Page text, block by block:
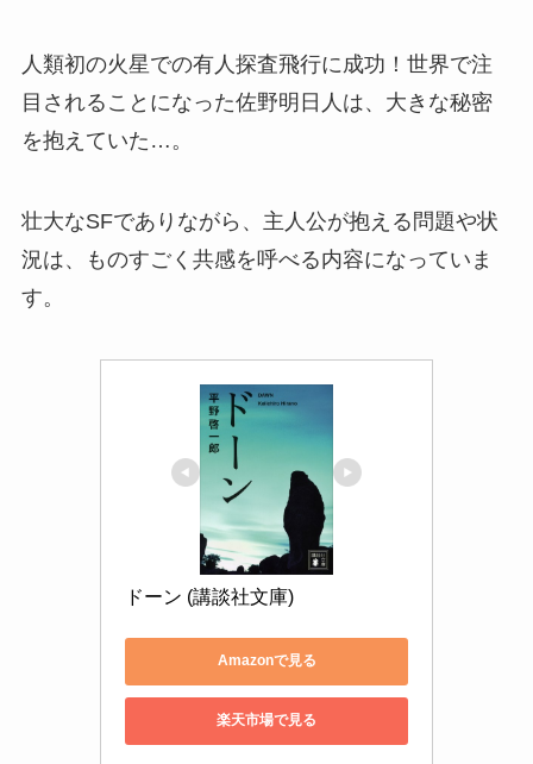
人類初の火星での有人探査飛行に成功！世界で注
目されることになった佐野明日人は、大きな秘密
を抱えていた…。
壮大なSFでありながら、主人公が抱える問題や状
況は、ものすごく共感を呼べる内容になっていま
す。
ドーン (講談社文庫)
Amazonで見る
楽天市場で見る